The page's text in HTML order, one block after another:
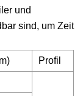
und
sind, um Zeit
Profil